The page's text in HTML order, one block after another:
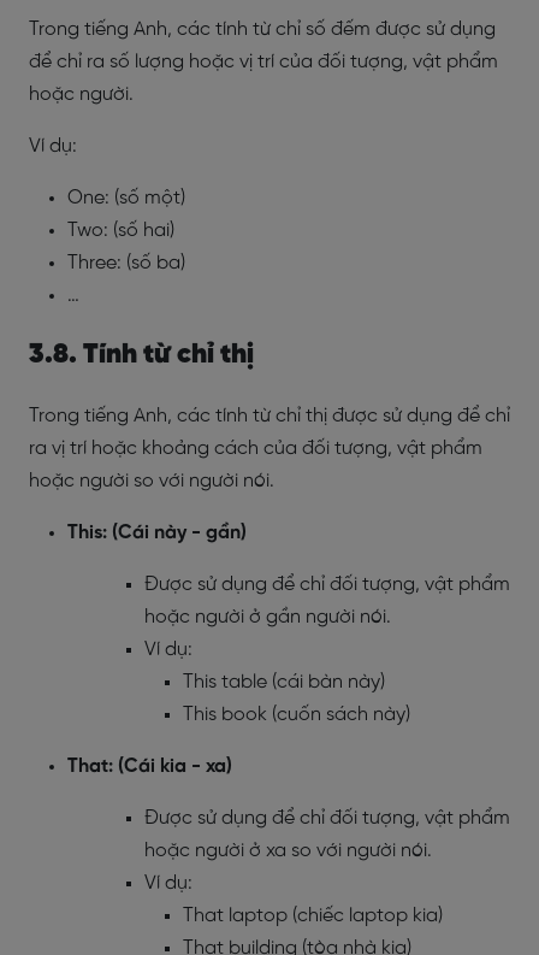
Trong tiếng Anh, các tính từ chỉ số đếm được sử dụng
để chỉ ra số lượng hoặc vị trí của đối tượng, vật phẩm
hoặc người.
Ví dụ:
One: (số một)
Two: (số hai)
Three: (số ba)
…
3.8. Tính từ chỉ thị
Trong tiếng Anh, các tính từ chỉ thị được sử dụng để chỉ
ra vị trí hoặc khoảng cách của đối tượng, vật phẩm
hoặc người so với người nói.
This: (Cái này - gần)
Được sử dụng để chỉ đối tượng, vật phẩm
hoặc người ở gần người nói.
Ví dụ:
This table (cái bàn này)
This book (cuốn sách này)
That: (Cái kia - xa)
Được sử dụng để chỉ đối tượng, vật phẩm
hoặc người ở xa so với người nói.
Ví dụ:
That laptop (chiếc laptop kia)
That building (tòa nhà kia)